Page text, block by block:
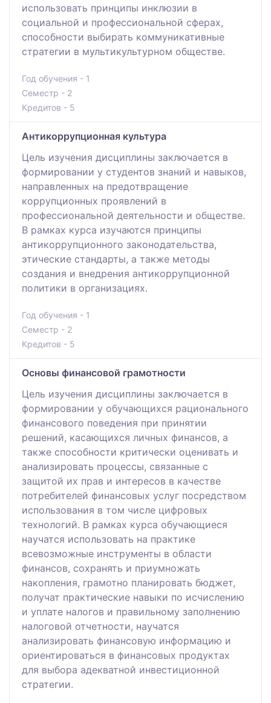
использовать принципы инклюзии в
социальной и профессиональной сферах,
способности выбирать коммуникативные
стратегии в мультикультурном обществе.
Год обучения - 1
Семестр - 2
Кредитов - 5
Антикоррупционная культура
Цель изучения дисциплины заключается в
формировании у студентов знаний и навыков,
направленных на предотвращение
коррупционных проявлений в
профессиональной деятельности и обществе.
В рамках курса изучаются принципы
антикоррупционного законодательства,
этические стандарты, а также методы
создания и внедрения антикоррупционной
политики в организациях.
Год обучения - 1
Семестр - 2
Кредитов - 5
Основы финансовой грамотности
Цель изучения дисциплины заключается в
формировании у обучающихся рационального
финансового поведения при принятии
решений, касающихся личных финансов, а
также способности критически оценивать и
анализировать процессы, связанные с
защитой их прав и интересов в качестве
потребителей финансовых услуг посредством
использования в том числе цифровых
технологий. В рамках курса обучающиеся
научатся использовать на практике
всевозможные инструменты в области
финансов, сохранять и приумножать
накопления, грамотно планировать бюджет,
получат практические навыки по исчислению
и уплате налогов и правильному заполнению
налоговой отчетности, научатся
анализировать финансовую информацию и
ориентироваться в финансовых продуктах
для выбора адекватной инвестиционной
стратегии.